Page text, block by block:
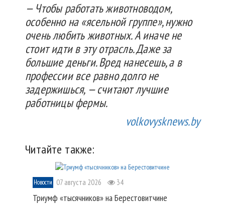
— Чтобы работать животноводом,
особенно на «ясельной группе», нужно
очень любить животных. А иначе не
стоит идти в эту отрасль. Даже за
большие деньги. Вред нанесешь, а в
профессии все равно долго не
задержишься, — считают лучшие
работницы фермы.
volkovysknews.by
Читайте также:
Новости 07 августа 2026 34
Триумф «тысячников» на Берестовитчине